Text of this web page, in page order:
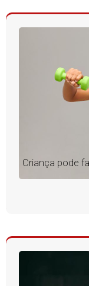
Criança pode